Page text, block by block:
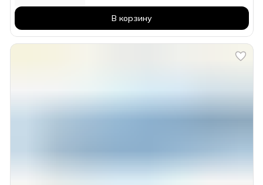
В корзину